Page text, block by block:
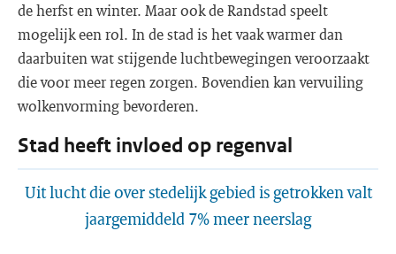
de herfst en winter. Maar ook de Randstad speelt
mogelijk een rol. In de stad is het vaak warmer dan
daarbuiten wat stijgende luchtbewegingen veroorzaakt
die voor meer regen zorgen. Bovendien kan vervuiling
wolkenvorming bevorderen.
Stad heeft invloed op regenval
Uit lucht die over stedelijk gebied is getrokken valt
jaargemiddeld 7% meer neerslag